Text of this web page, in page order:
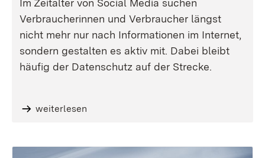
Im Zeitalter von Social Media suchen
Verbraucherinnen und Verbraucher längst
nicht mehr nur nach Informationen im Internet,
sondern gestalten es aktiv mit. Dabei bleibt
häufig der Datenschutz auf der Strecke.
weiterlesen